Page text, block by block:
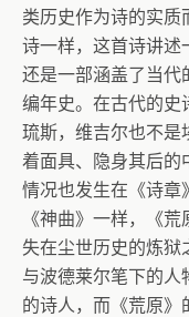
类历史作为诗的实质
诗一样，这首诗讲述
还是一部涵盖了当代
编年史。在古代的史
琉斯，维吉尔也不是
着面具、隐身其后的
情况也发生在《诗章
《神曲》一样，《
失在尘世历史的炼狱
与波德莱尔笔下的人
的诗人，而《荒原》